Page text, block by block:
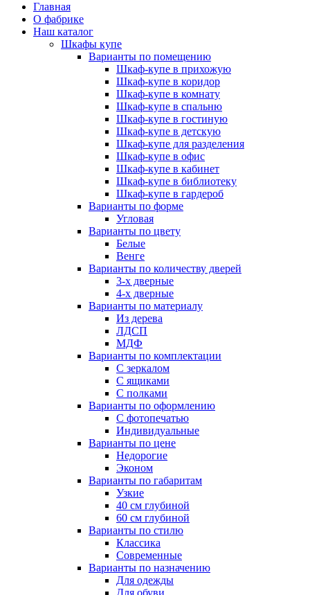
Главная
О фабрике
Наш каталог
Шкафы купе
Варианты по помещению
Шкаф-купе в прихожую
Шкаф-купе в коридор
Шкаф-купе в комнату
Шкаф-купе в спальню
Шкаф-купе в гостиную
Шкаф-купе в детскую
Шкаф-купе для разделения
Шкаф-купе в офис
Шкаф-купе в кабинет
Шкаф-купе в библиотеку
Шкаф-купе в гардероб
Варианты по форме
Угловая
Варианты по цвету
Белые
Венге
Варианты по количеству дверей
3-х дверные
4-х дверные
Варианты по материалу
Из дерева
ЛДСП
МДФ
Варианты по комплектации
С зеркалом
С ящиками
С полками
Варианты по оформлению
С фотопечатью
Индивидуальные
Варианты по цене
Недорогие
Эконом
Варианты по габаритам
Узкие
40 см глубиной
60 см глубиной
Варианты по стилю
Классика
Современные
Варианты по назначению
Для одежды
Для обуви